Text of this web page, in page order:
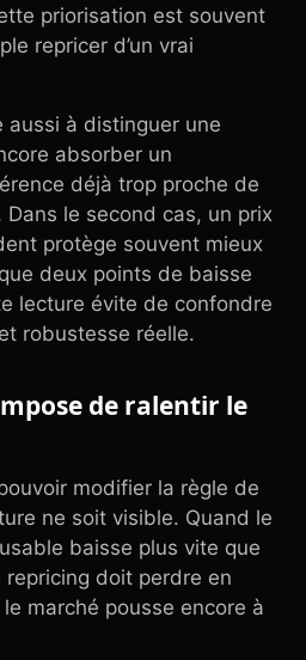
priorisation est souvent
repricer d’un vrai
à distinguer une
absorber un
déjà trop proche de
le second cas, un prix
protège souvent mieux
deux points de baisse
lecture évite de confondre
robustesse réelle.
de ralentir le
modifier la règle de
ne soit visible. Quand le
baisse plus vite que
doit perdre en
marché pousse encore à